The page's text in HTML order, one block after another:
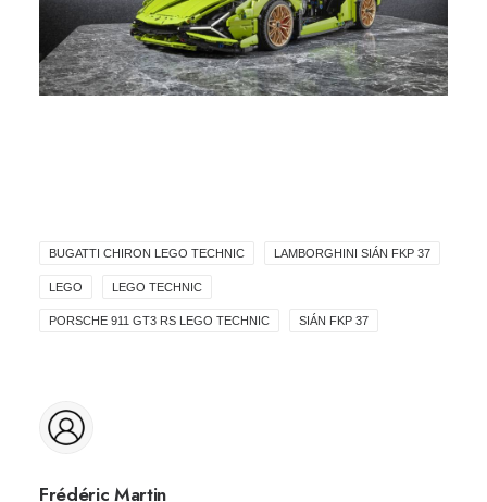
BUGATTI CHIRON LEGO TECHNIC LAMBORGHINI SIÁN FKP 37
LEGO LEGO TECHNIC
PORSCHE 911 GT3 RS LEGO TECHNIC SIÁN FKP 37
Frédéric Martin